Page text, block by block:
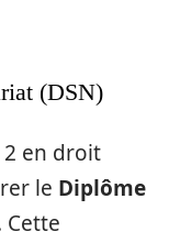
(DSN)
en droit
le Diplôme
Cette